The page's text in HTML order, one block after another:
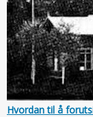
Hvordan til å